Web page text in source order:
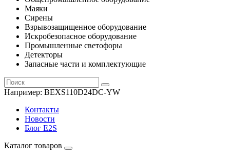
Маяки
Сирены
Взрывозащищенное оборудование
Искробезопасное оборудование
Промышленные светофоры
Детекторы
Запасные части и комплектующие
Например: BEXS110D24DC-YW
Контакты
Новости
Блог E2S
Каталог товаров